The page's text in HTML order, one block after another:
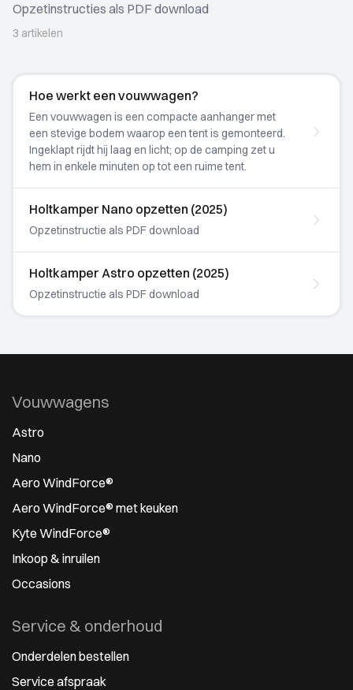
Opzetinstructies als PDF download
3 artikelen
Hoe werkt een vouwwagen?
Een vouwwagen is een compacte aanhanger met
een stevige bodem waarop een tent is gemonteerd.
Ingeklapt rijdt hij laag en licht; op de camping zet u
hem in enkele minuten op tot een ruime tent.
Holtkamper Nano opzetten (2025)
Opzetinstructie als PDF download
Holtkamper Astro opzetten (2025)
Opzetinstructie als PDF download
Vouwwagens
Astro
Nano
Aero WindForce®
Aero WindForce® met keuken
Kyte WindForce®
Inkoop & inruilen
Occasions
Service & onderhoud
Onderdelen bestellen
Service afspraak